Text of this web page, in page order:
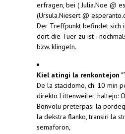
erfragen, bei ( Julia.Noe @
(Ursula.Niesert @
Der Treffpunkt befindet sich
dort die Tuer zu ist -
bzw. klingeln.
Kiel atingi la renkontejon
De la stacidomo, ch. 10 min
direkto Littenweiler, haltejo:
Bonvolu preterpasi la
la dekstra flanko, transiri la
semaforon,